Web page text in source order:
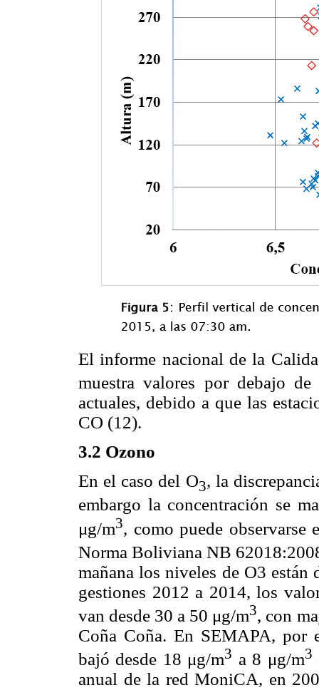
El informe nacional de la
muestra valores por debajo
actuales, debido a que las
CO (12).
3.2 Ozono
En el caso del O3, la
embargo la concentración se
μg/m3, como puede observarse
Norma Boliviana NB
mañana los niveles de O3
gestiones 2012 a 2014, los
van desde 30 a 50 μg/m3, con
Coña Coña. En SEMAPA, por
bajó desde 18 μg/m3 a 8 μg/m3
anual de la red MoniCA, en